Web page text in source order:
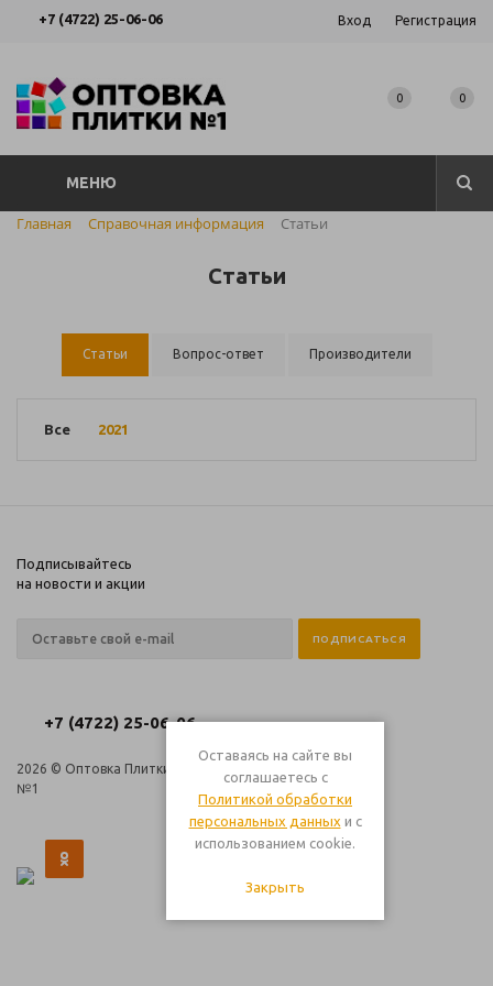
+7 (4722) 25-06-06 Вход Регистрация
МЕНЮ
0 0
Главная Справочная информация Статьи
Статьи
Статьи Вопрос-ответ Производители
Все 2021
Подписывайтесь
на новости и акции
+7 (4722) 25-06-06
2026 © Оптовка Плитки
№1
Информация
Оставаясь на сайте вы
соглашаетесь с
Политикой обработки
персональных данных и с
использованием cookie.
Закрыть